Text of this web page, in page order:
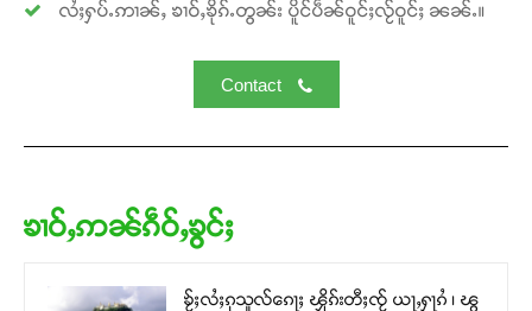
လႆႈႁပ်ႉဢၢၼ်ႇ ၶၢဝ်ႇၶိုၵ်ႉတွၼ်း ပိူင်ပဵၼ်ဝူင်ႈလႂ်ဝူင်ႈ ၼၼ်ႉ။
Contact
ၶၢဝ်ႇဢၼ်ၵဵဝ်ႇၶွင်ႈ
ၶႂ်ႈလႆႈၵုသူလ်ၵေႃႈ ၾိုၵ်းတီႈၸႂ် ယႃႇႁႃၵႆ ၊ ၽွ